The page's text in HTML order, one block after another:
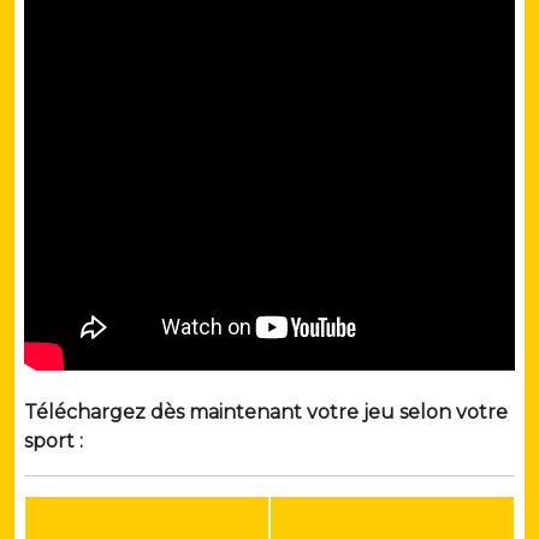
Téléchargez dès maintenant votre jeu selon votre
sport :